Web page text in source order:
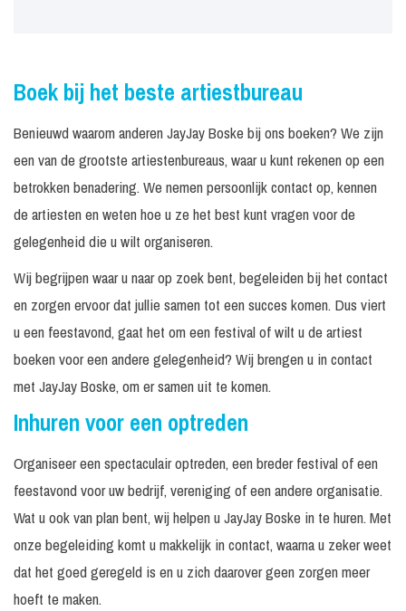
Boek bij het beste artiestbureau
Benieuwd waarom anderen JayJay Boske bij ons boeken? We zijn
een van de grootste artiestenbureaus, waar u kunt rekenen op een
betrokken benadering. We nemen persoonlijk contact op, kennen
de artiesten en weten hoe u ze het best kunt vragen voor de
gelegenheid die u wilt organiseren.
Wij begrijpen waar u naar op zoek bent, begeleiden bij het contact
en zorgen ervoor dat jullie samen tot een succes komen. Dus viert
u een feestavond, gaat het om een festival of wilt u de artiest
boeken voor een andere gelegenheid? Wij brengen u in contact
met JayJay Boske, om er samen uit te komen.
Inhuren voor een optreden
Organiseer een spectaculair optreden, een breder festival of een
feestavond voor uw bedrijf, vereniging of een andere organisatie.
Wat u ook van plan bent, wij helpen u JayJay Boske in te huren. Met
onze begeleiding komt u makkelijk in contact, waarna u zeker weet
dat het goed geregeld is en u zich daarover geen zorgen meer
hoeft te maken.